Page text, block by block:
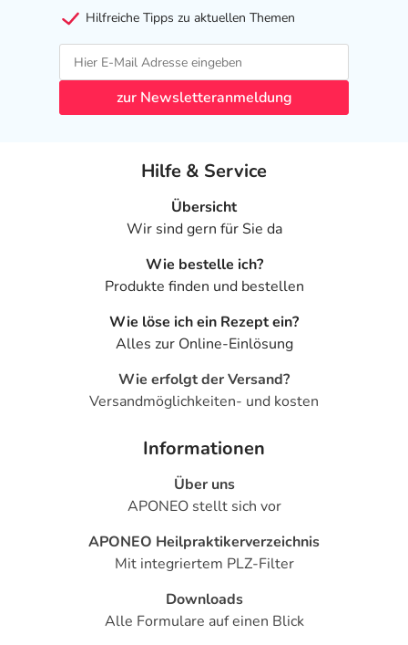
Hilfreiche Tipps zu aktuellen Themen
zur Newsletteranmeldung
Hilfe & Service
Übersicht
Wir sind gern für Sie da
Wie bestelle ich?
Produkte finden und bestellen
Wie löse ich ein Rezept ein?
Alles zur Online-Einlösung
Wie erfolgt der Versand?
Versandmöglichkeiten- und kosten
Informationen
Über uns
APONEO stellt sich vor
APONEO Heilpraktikerverzeichnis
Mit integriertem PLZ-Filter
Downloads
Alle Formulare auf einen Blick